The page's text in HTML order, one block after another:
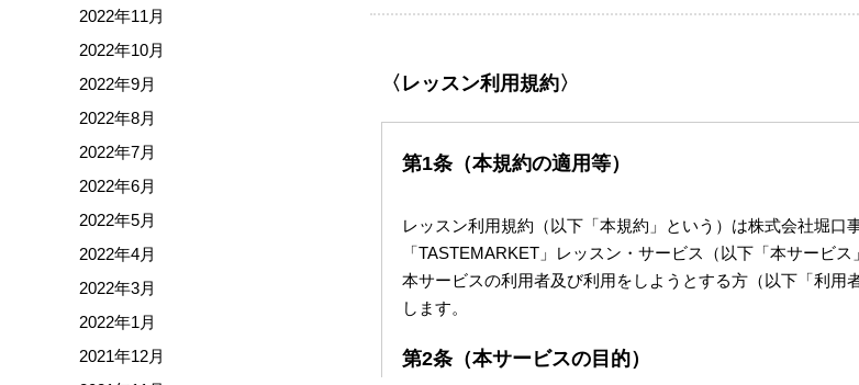
〈レッスン利用規約〉
第1条（本規約の適用等）
レッスン利用規約（以下「本規約」という）は株式会社堀口
「TASTEMARKET」レッスン・サービス（以下「本サービ
本サービスの利用者及び利用をしようとする方（以下「利用
します。
第2条（本サービスの目的）
2022年11月
2022年10月
2022年9月
2022年8月
2022年7月
2022年6月
2022年5月
2022年4月
2022年3月
2022年1月
2021年12月